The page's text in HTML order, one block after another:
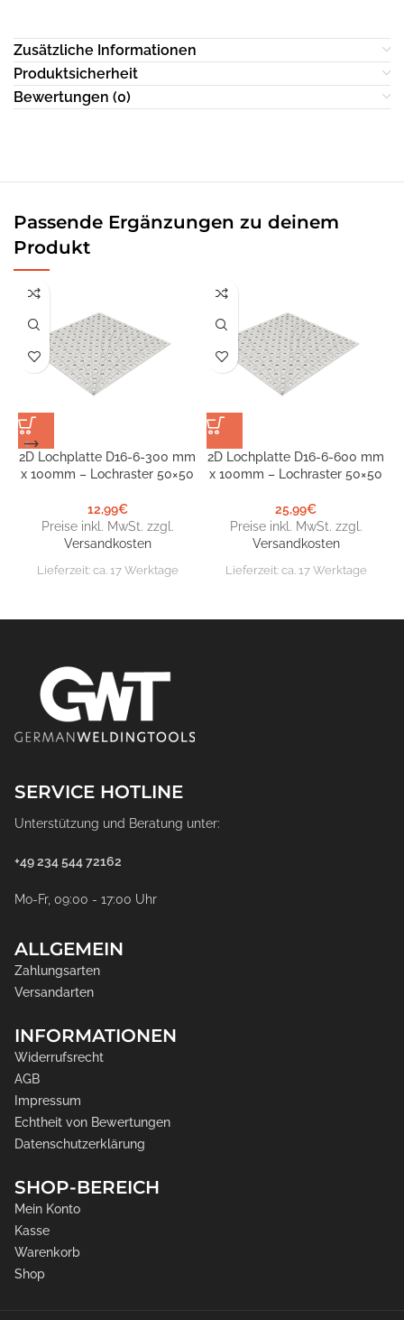
Zusätzliche Informationen
Produktsicherheit
Bewertungen (0)
Passende Ergänzungen zu deinem
Produkt
2D Lochplatte D16-6-300 mm
x 100mm – Lochraster 50×50
12,99€
Preise inkl. MwSt. zzgl.
Versandkosten
Lieferzeit: ca. 17 Werktage
2D Lochplatte D16-6-600 mm
x 100mm – Lochraster 50×50
25,99€
Preise inkl. MwSt. zzgl.
Versandkosten
Lieferzeit: ca. 17 Werktage
SERVICE HOTLINE
Unterstützung und Beratung unter:
+49 234 544 72162
Mo-Fr, 09:00 - 17:00 Uhr
ALLGEMEIN
Zahlungsarten
Versandarten
INFORMATIONEN
Widerrufsrecht
AGB
Impressum
Echtheit von Bewertungen
Datenschutzerklärung
SHOP-BEREICH
Mein Konto
Kasse
Warenkorb
Shop